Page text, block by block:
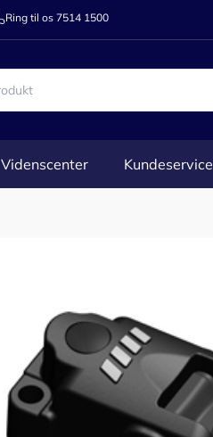
Ring til os 7514 1500
Videnscenter Kundeservice